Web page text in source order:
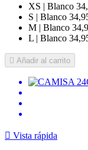
XS | Blanco
S | Blanco
M | Blanco
L | Blanco
 Añadir al carrito
 Vista rápida